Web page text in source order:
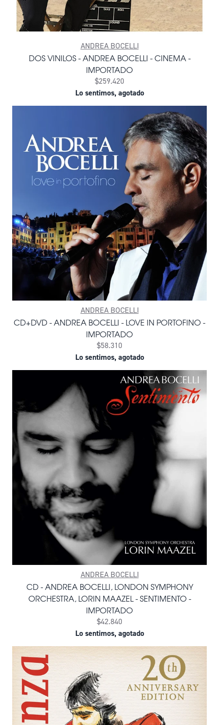
ANDREA BOCELLI
DOS VINILOS - ANDREA BOCELLI - CINEMA -
IMPORTADO
$259.420
Lo sentimos, agotado
ANDREA BOCELLI
CD+DVD - ANDREA BOCELLI - LOVE IN PORTOFINO -
IMPORTADO
$58.310
Lo sentimos, agotado
ANDREA BOCELLI
CD - ANDREA BOCELLI, LONDON SYMPHONY
ORCHESTRA, LORIN MAAZEL - SENTIMENTO -
IMPORTADO
$42.840
Lo sentimos, agotado